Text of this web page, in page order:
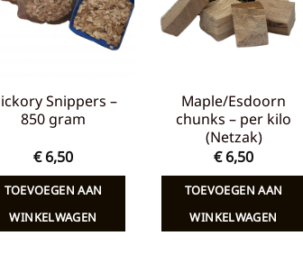
Snippers –
850 gram
€6,50
TOEVOEGEN AAN
WINKELWAGEN
Maple/Esdoorn
chunks – per kilo
(Netzak)
€6,50
TOEVOEGEN AAN
WINKELWAGEN